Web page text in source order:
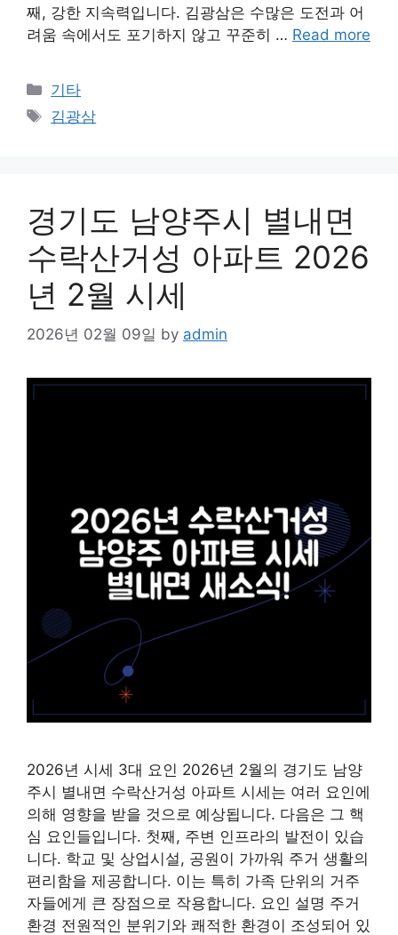
째, 강한 지속력입니다. 김광삼은 수많은 도전과 어
려움 속에서도 포기하지 않고 꾸준히 … Read more
Categories
기타
Tags
김광삼
경기도 남양주시 별내면
수락산거성 아파트 2026
년 2월 시세
2026년 02월 09일 by admin
2026년 시세 3대 요인 2026년 2월의 경기도 남양
주시 별내면 수락산거성 아파트 시세는 여러 요인에
의해 영향을 받을 것으로 예상됩니다. 다음은 그 핵
심 요인들입니다. 첫째, 주변 인프라의 발전이 있습
니다. 학교 및 상업시설, 공원이 가까워 주거 생활의
편리함을 제공합니다. 이는 특히 가족 단위의 거주
자들에게 큰 장점으로 작용합니다. 요인 설명 주거
환경 전원적인 분위기와 쾌적한 환경이 조성되어 있